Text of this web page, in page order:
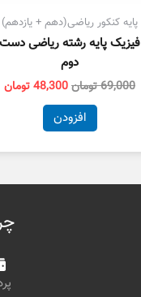
پایه کنکور ریاضی(دهم + یازدهم)
فیزیک پایه رشته ریاضی دست
دوم
69,000تومان48,300تومان
افزودن